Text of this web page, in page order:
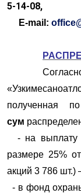
5-14-08,
E-mail:
полученная
сум
- на выплату
размере 25%
акций 3 786 шт.)
- в фонд